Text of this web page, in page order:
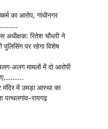
का आरोप, गांधीनगर
अधीक्षक: रितेश चौधरी ने
पर रहेगा विशेष
अलग मामलों में दो आरोपी
गए………..
मंदिर में उमड़ा आस्था का
पत्थलगांव–रायगढ़